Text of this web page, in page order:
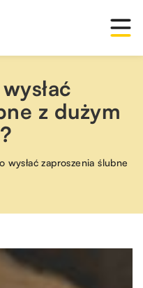
z dużym
wysłać zaproszenia ślubne